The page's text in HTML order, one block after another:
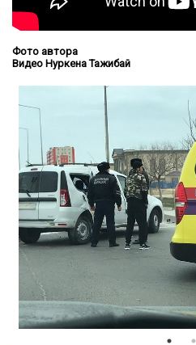
Фото автора
Видео Нуркена Тажибай